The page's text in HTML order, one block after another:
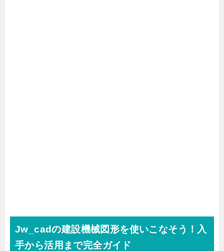
Jw_cadの建設機械図形を使いこなそう！入
手から活用まで完全ガイド